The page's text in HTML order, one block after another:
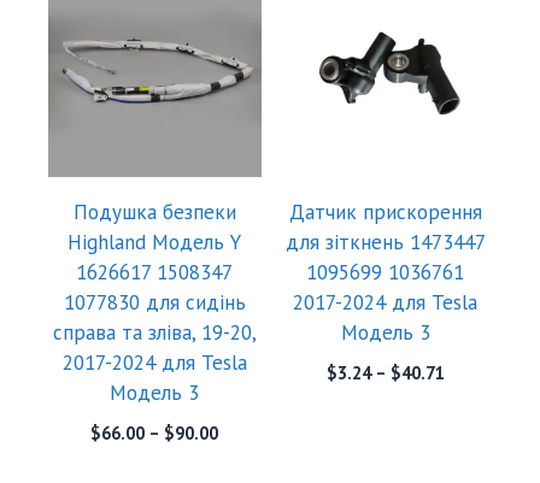
Подушка безпеки
Highland Модель Y
1626617 1508347
1077830 для сидінь
справа та зліва, 19-20,
2017-2024 для Tesla
Модель 3
$66.00 – $90.00
Датчик прискорення
для зіткнень 1473447
1095699 1036761
2017-2024 для Tesla
Модель 3
$3.24– $40.71